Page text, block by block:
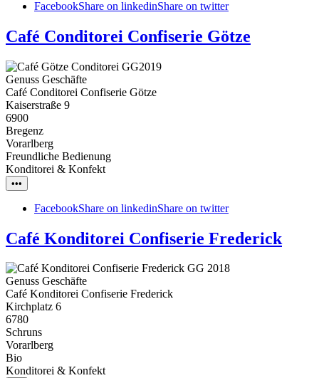
FacebookShare on linkedinShare on twitter
Café Conditorei Confiserie Götze
Genuss Geschäfte
Café Conditorei Confiserie Götze
Kaiserstraße 9
6900
Bregenz
Vorarlberg
Freundliche Bedienung
Konditorei & Konfekt
•••
FacebookShare on linkedinShare on twitter
Café Konditorei Confiserie Frederick
Genuss Geschäfte
Café Konditorei Confiserie Frederick
Kirchplatz 6
6780
Schruns
Vorarlberg
Bio
Konditorei & Konfekt